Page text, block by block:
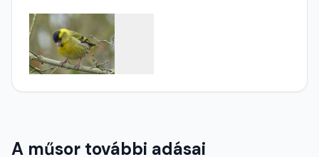
A műsor további adásai